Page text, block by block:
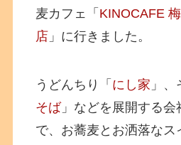
麦カフェ「 KINOCAFE
店 」に行きました。
うどんちり「 にし家 」
そば」などを展開する会
で、お蕎麦とお洒落なス